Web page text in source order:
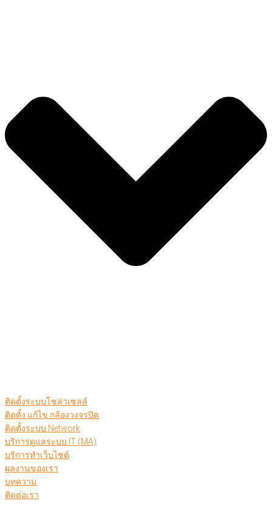
ติดตั้งระบบโซล่าเซลล์
ติดตั้ง แก้ไข กล้องวงจรปิด
ติดตั้งระบบ Network
บริการดูแลระบบ IT (MA)
บริการทำเว็บไซต์
ผลงานของเรา
บทความ
ติดต่อเรา